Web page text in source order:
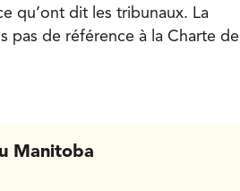
qu’ont dit les tribunaux. La
pas de référence à la Charte de
Manitoba